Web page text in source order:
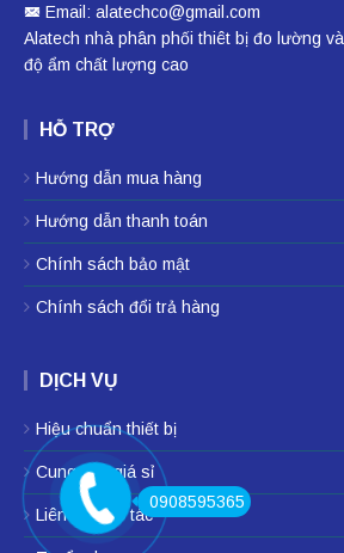
Email: alatechco@gmail.com
Alatech nhà phân phối thiêt bị đo lường
độ ẩm chất lượng cao
HỖ TRỢ
Hướng dẫn mua hàng
Hướng dẫn thanh toán
Chính sách bảo mật
Chính sách đổi trả hàng
DỊCH VỤ
Hiệu chuẩn thiết bị
Cung cấp giá sỉ
Liên hệ hợp tác
0908595365